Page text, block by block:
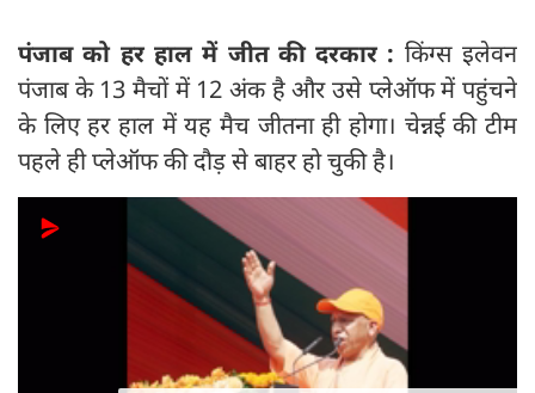
पंजाब को हर हाल में जीत की दरकार : किंग्स इलेवन
पंजाब के 13 मैचों में 12 अंक है और उसे प्लेऑफ में पहुंचने
के लिए हर हाल में यह मैच जीतना ही होगा। चेन्नई की टीम
पहले ही प्लेऑफ की दौड़ से बाहर हो चुकी है।